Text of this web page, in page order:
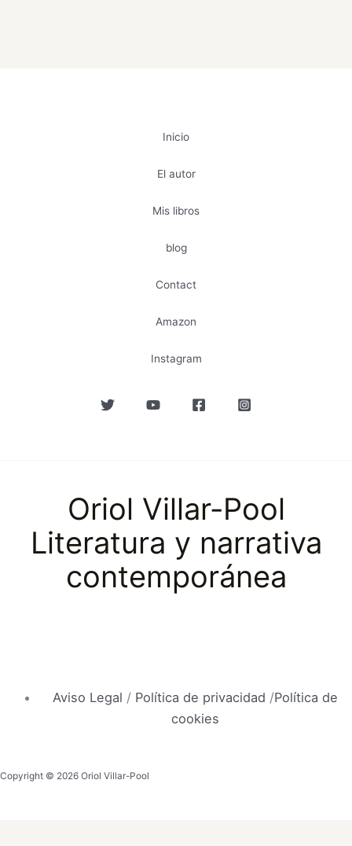
Inicio
El autor
Mis libros
blog
Contact
Amazon
Instagram
Oriol Villar-Pool
Literatura y narrativa
contemporánea
Aviso Legal / Política de privacidad /Política de
cookies
Copyright © 2026 Oriol Villar-Pool